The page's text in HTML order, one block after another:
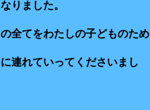
りました。
全てをわたしの子どものため
連れていってくださいまし